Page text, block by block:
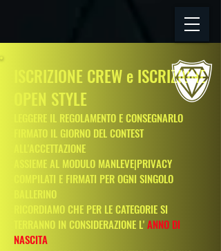
ISCRIZIONE CREW e ISCRIZIONE
OPEN STYLE
LEGGERE IL REGOLAMENTO E CONSEGNARLO
FIRMATO IL GIORNO DEL CONTEST
ALL'ACCETTAZIONE
ASSIEME AL MODULO MANLEVE|PRIVACY
COMPILATI E FIRMATI PER OGNI SINGOLO
BALLERINO
RICORDIAMO CHE PER LE CATEGORIE SI
TERRANNO IN CONSIDERAZIONE L'ANNO DI
NASCITA